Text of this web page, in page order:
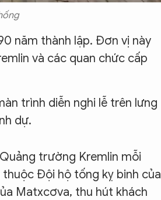
năm thành lập. Đơn vị này
và các quan chức cấp
trình diễn nghi lễ trên lưng
dự.
trường Kremlin mỗi
Đội hộ tống kỵ binh của
Matxcơva, thu hút khách